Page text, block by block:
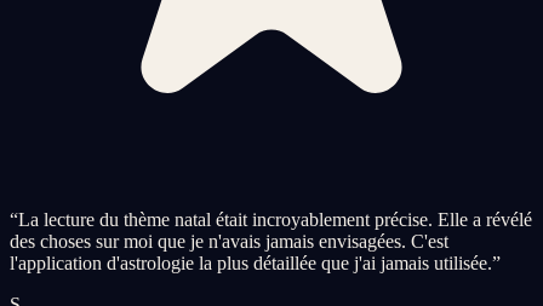
“La lecture du thème natal était incroyablement précise. Elle a révélé
des choses sur moi que je n'avais jamais envisagées. C'est
l'application d'astrologie la plus détaillée que j'ai jamais utilisée.”